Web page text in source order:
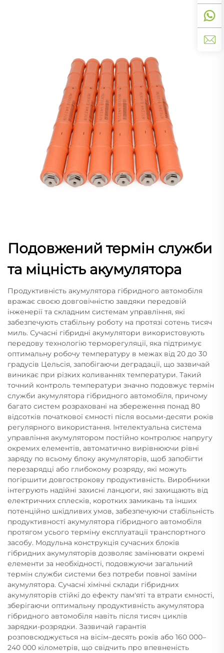
Подовжений термін служби
та міцність акумулятора
Продуктивність акумулятора гібридного автомобіля
вражає своєю довговічністю завдяки передовій
інженерії та складним системам управління, які
забезпечують стабільну роботу на протязі сотень тисяч
миль. Сучасні гібридні акумулятори використовують
передову технологію терморегуляції, яка підтримує
оптимальну робочу температуру в межах від 20 до 30
градусів Цельсія, запобігаючи деградації, що зазвичай
виникає при різких коливаннях температури. Такий
точний контроль температури значно подовжує термін
служби акумулятора гібридного автомобіля, причому
багато систем розраховані на збереження понад 80
відсотків початкової ємності після восьми-десяти років
регулярного використання. Інтелектуальна система
управління акумулятором постійно контролює напругу
окремих елементів, автоматично вирівнюючи рівні
заряду по всьому блоку акумуляторів, щоб запобігти
перезарядці або глибокому розряду, які можуть
погіршити довгострокову продуктивність. Виробники
інтегрують надійні захисні ланцюги, які захищають від
електричних сплесків, коротких замикань та інших
потенційно шкідливих умов, забезпечуючи стабільність
продуктивності акумулятора гібридного автомобіля
протягом усього терміну експлуатації транспортного
засобу. Модульна конструкція сучасних блоків
гібридних акумуляторів дозволяє замінювати окремі
елементи за необхідності, подовжуючи загальний
термін служби системи без потреби повної заміни
акумулятора. Сучасні хімічні склади гібридних
акумуляторів стійкі до ефекту пам'яті та втрати ємності,
зберігаючи оптимальну продуктивність акумулятора
гібридного автомобіля навіть після тисяч циклів
зарядки-розрядки. Зазвичай гарантія
розповсюджується на вісім–десять років або 160 000–
240 000 кілометрів, що свідчить про впевненість